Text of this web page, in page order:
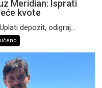
Meridian: Isprati
kvote
depozit, odigraj...